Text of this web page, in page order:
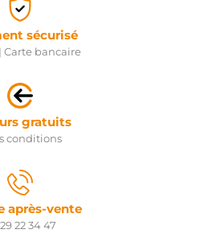
sécurisé
Carte bancaire
gratuits
conditions
après-vente
22 34 47